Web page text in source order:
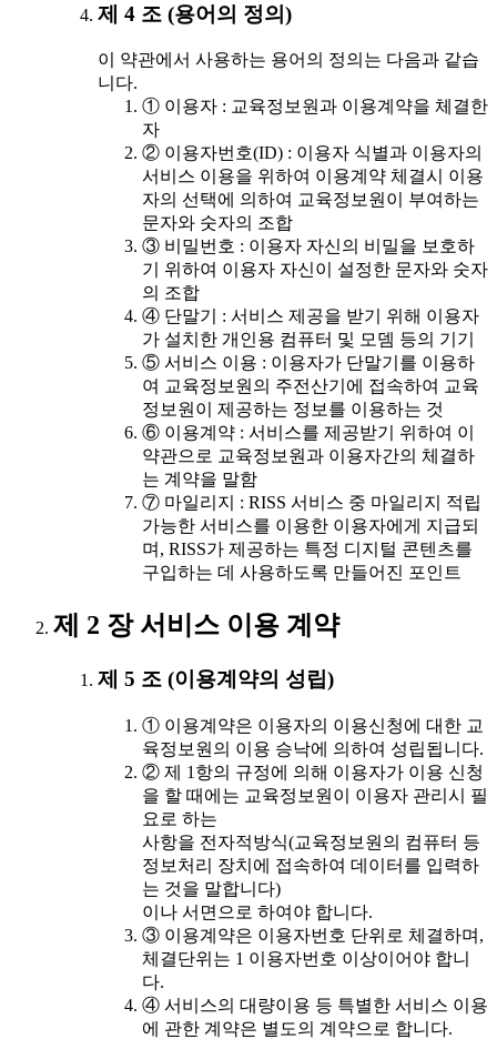
제 4 조 (용어의 정의)
이 약관에서 사용하는 용어의 정의는 다음과 같습
니다.
① 이용자 : 교육정보원과 이용계약을 체결한
자
② 이용자번호(ID) : 이용자 식별과 이용자의
서비스 이용을 위하여 이용계약 체결시 이용
자의 선택에 의하여 교육정보원이 부여하는
문자와 숫자의 조합
③ 비밀번호 : 이용자 자신의 비밀을 보호하
기 위하여 이용자 자신이 설정한 문자와 숫자
의 조합
④ 단말기 : 서비스 제공을 받기 위해 이용자
가 설치한 개인용 컴퓨터 및 모뎀 등의 기기
⑤ 서비스 이용 : 이용자가 단말기를 이용하
여 교육정보원의 주전산기에 접속하여 교육
정보원이 제공하는 정보를 이용하는 것
⑥ 이용계약 : 서비스를 제공받기 위하여 이
약관으로 교육정보원과 이용자간의 체결하
는 계약을 말함
⑦ 마일리지 : RISS 서비스 중 마일리지 적립
가능한 서비스를 이용한 이용자에게 지급되
며, RISS가 제공하는 특정 디지털 콘텐츠를
구입하는 데 사용하도록 만들어진 포인트
제 2 장 서비스 이용 계약
제 5 조 (이용계약의 성립)
① 이용계약은 이용자의 이용신청에 대한 교
육정보원의 이용 승낙에 의하여 성립됩니다.
② 제 1항의 규정에 의해 이용자가 이용 신청
을 할 때에는 교육정보원이 이용자 관리시 필
요로 하는
사항을 전자적방식(교육정보원의 컴퓨터 등
정보처리 장치에 접속하여 데이터를 입력하
는 것을 말합니다)
이나 서면으로 하여야 합니다.
③ 이용계약은 이용자번호 단위로 체결하며,
체결단위는 1 이용자번호 이상이어야 합니
다.
④ 서비스의 대량이용 등 특별한 서비스 이용
에 관한 계약은 별도의 계약으로 합니다.